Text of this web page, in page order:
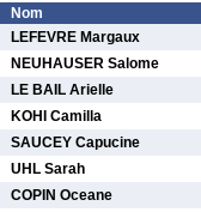
Nom
LEFEVRE Margaux
NEUHAUSER Salome
LE BAIL Arielle
KOHI Camilla
SAUCEY Capucine
UHL Sarah
COPIN Oceane